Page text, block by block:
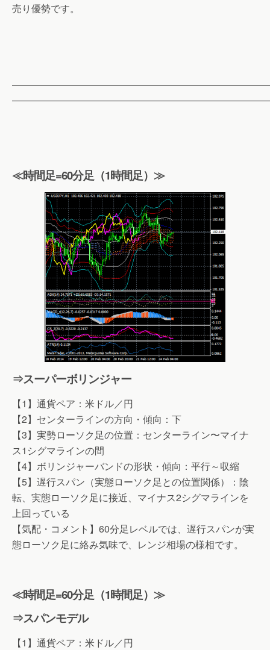
売り優勢です。
≪時間足=60分足（1時間足）≫
⇒スーパーボリンジャー
【1】通貨ペア：米ドル／円
【2】センターラインの方向・傾向：下
【3】実勢ローソク足の位置：センターライン〜マイナ
ス1シグマラインの間
【4】ボリンジャーバンドの形状・傾向：平行～収縮
【5】遅行スパン（実態ローソク足との位置関係）：陰
転、実態ローソク足に接近、マイナス2シグマラインを
上回っている
【気配・コメント】60分足レベルでは、遅行スパンが実
態ローソク足に絡み気味で、レンジ相場の様相です。
≪時間足=60分足（1時間足）≫
⇒スパンモデル
【1】通貨ペア：米ドル／円